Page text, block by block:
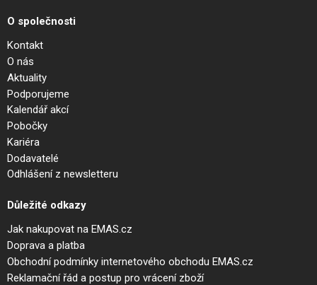
O společnosti
Kontakt
O nás
Aktuality
Podporujeme
Kalendář akcí
Pobočky
Kariéra
Dodavatelé
Odhlášení z newsletteru
Důležité odkazy
Jak nakupovat na EMAS.cz
Doprava a platba
Obchodní podmínky internetového obchodu EMAS.cz
Reklamační řád a postup pro vrácení zboží